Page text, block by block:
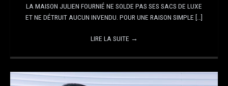
LA MAISON JULIEN FOURNIÉ NE SOLDE PAS SES SACS DE LUXE
ET NE DÉTRUIT AUCUN INVENDU. POUR UNE RAISON SIMPLE […]
LIRE LA SUITE →